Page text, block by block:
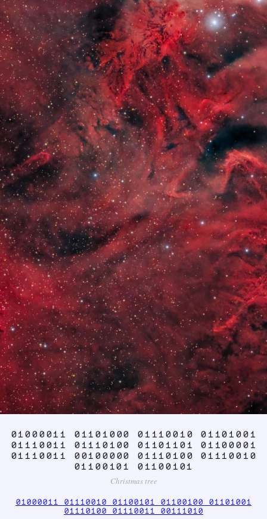
01000011 01101000 01110010 01101001
01110011 01110100 01101101 01100001
01110011 00100000 01110100 01110010
01100101 01100101
Christmas tree
01000011 01110010 01100101 01100100 01101001
01110100 01110011 00111010